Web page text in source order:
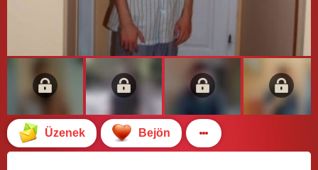
Üzenek Bejön